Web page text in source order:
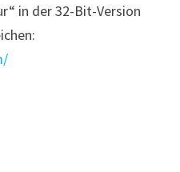
in der 32-Bit-Version